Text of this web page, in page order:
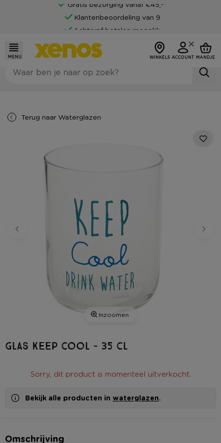
Gratis bezorging vanaf €45,-*
Klantenbeoordeling van 9
Achteraf betalen mogelijk
MENU WINKELS ACCOUNT MANDJE
Terug naar Waterglazen
Inzoomen
Glas keep cool - 35 cl
Sorry, dit product is momenteel uitverkocht.
Bekijk alle producten in waterglazen.
Omschrijving